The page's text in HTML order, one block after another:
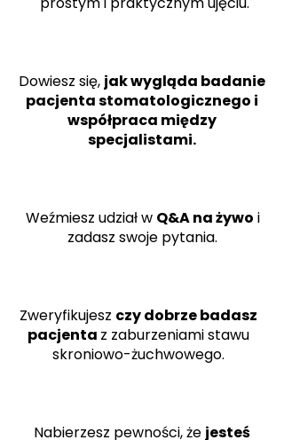
Dowiesz się, jak wygląda badanie
pacjenta stomatologicznego i
współpraca między
specjalistami.
Weźmiesz udział w Q&A na żywo i
zadasz swoje pytania.
Zweryfikujesz czy dobrze badasz
pacjenta z zaburzeniami stawu
skroniowo-żuchwowego.
Nabierzesz pewności, że jesteś